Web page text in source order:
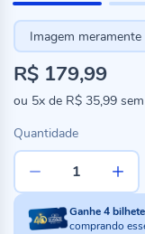
Imagem
R$ 179,99
ou 5x de R$ 35,99
Quantidade
Ganhe4
comprando